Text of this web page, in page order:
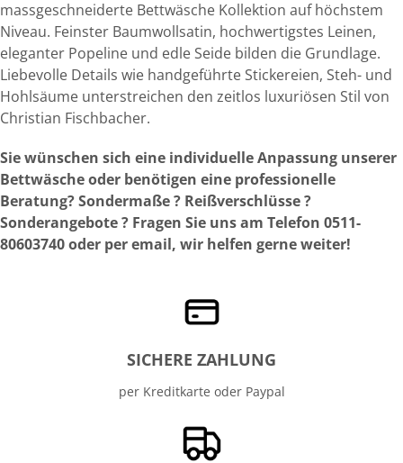
massgeschneiderte Bettwäsche Kollektion auf höchstem
Niveau. Feinster Baumwollsatin, hochwertigstes Leinen,
eleganter Popeline und edle Seide bilden die Grundlage.
Liebevolle Details wie handgeführte Stickereien, Steh- und
Hohlsäume unterstreichen den zeitlos luxuriösen Stil von
Christian Fischbacher.
Sie wünschen sich eine individuelle Anpassung unserer
Bettwäsche oder benötigen eine professionelle
Beratung? Sondermaße ? Reißverschlüsse ?
Sonderangebote ? Fragen Sie uns am Telefon 0511-
80603740 oder per email, wir helfen gerne weiter!
SICHERE ZAHLUNG
per Kreditkarte oder Paypal